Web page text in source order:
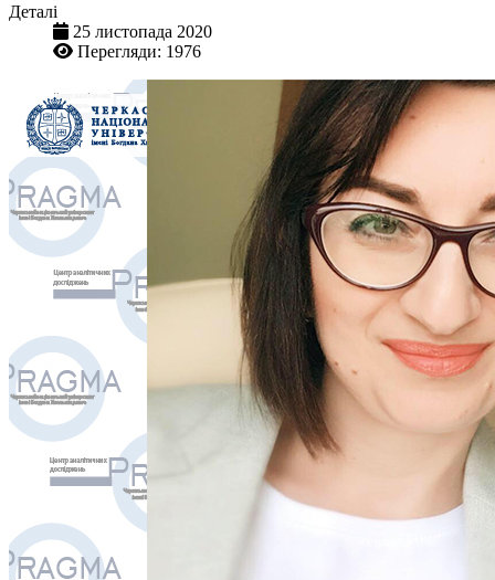
Деталі
25 листопада 2020
Перегляди: 1976